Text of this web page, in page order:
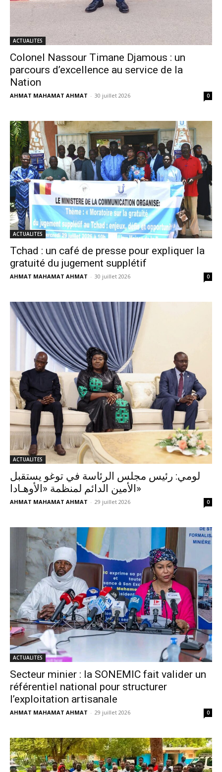
ACTUALITES
Colonel Nassour Timane Djamous : un
parcours d’excellence au service de la
Nation
AHMAT MAHAMAT AHMAT - 30 juillet 2026 0
ACTUALITES
Tchad : un café de presse pour expliquer la
gratuité du jugement supplétif
AHMAT MAHAMAT AHMAT - 30 juillet 2026 0
ACTUALITES
لومي: رئيس مجلس الرئاسة في توغو يستقبل
الأمين الدائم لمنظمة «الأوهـادا»
AHMAT MAHAMAT AHMAT - 29 juillet 2026 0
ACTUALITES
Secteur minier : la SONEMIC fait valider un
référentiel national pour structurer
l’exploitation artisanale
AHMAT MAHAMAT AHMAT - 29 juillet 2026 0